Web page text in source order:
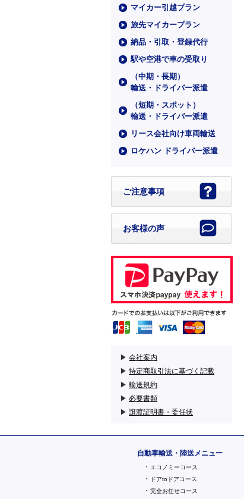
マイカー引越プラン
旅先マイカープラン
納品・引取・登録代行
駅や空港で車の受取り
（中期・⻑期）
輸送・ドライバー派遣
（短期・スポット）
輸送・ドライバー派遣
リース会社向け車両輸送
ロケハン ドライバー派遣
ご注意事項
お客様の声
▶ 会社案内
▶ 特定商取引法に基づく記載
▶ 輸送規約
▶ 必要書類
▶ 譲渡証明書・委任状
自動車輸送・陸送メニュー
・ エコノミーコース
・ ドアtoドアコース
・ 完全お任せコース